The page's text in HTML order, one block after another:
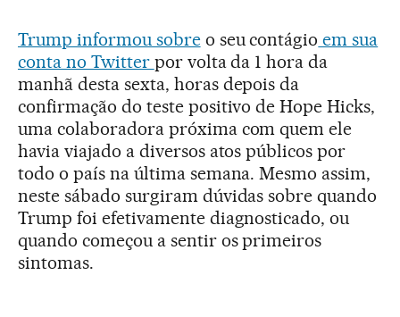
Trump informou sobreo seu contágio em sua
conta no Twitter por volta da 1 hora da
manhã desta sexta, horas depois da
confirmação do teste positivo de Hope Hicks,
uma colaboradora próxima com quem ele
havia viajado a diversos atos públicos por
todo o país na última semana. Mesmo assim,
neste sábado surgiram dúvidas sobre quando
Trump foi efetivamente diagnosticado, ou
quando começou a sentir os primeiros
sintomas.